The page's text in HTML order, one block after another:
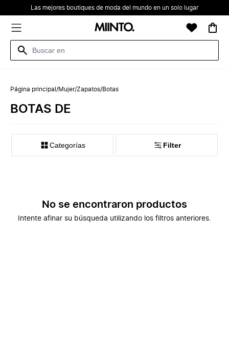
Las mejores boutiques de moda del mundo en un solo lugar
Página principal /Mujer/Zapatos/Botas
BOTAS DE
Categorías Filter
No se encontraron productos
Intente afinar su búsqueda utilizando los filtros anteriores.